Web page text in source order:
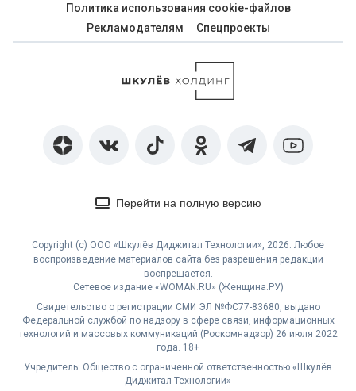
Политика использования cookie-файлов
Рекламодателям
Спецпроекты
Перейти на полную версию
Copyright (с) ООО «Шкулёв Диджитал Технологии», 2026. Любое
воспроизведение материалов сайта без разрешения редакции
воспрещается.
Сетевое издание «WOMAN.RU» (Женщина.РУ)
Свидетельство о регистрации СМИ ЭЛ №ФС77-83680, выдано
Федеральной службой по надзору в сфере связи, информационных
технологий и массовых коммуникаций (Роскомнадзор) 26 июля 2022
года. 18+
Учредитель: Общество с ограниченной ответственностью «Шкулёв
Диджитал Технологии»